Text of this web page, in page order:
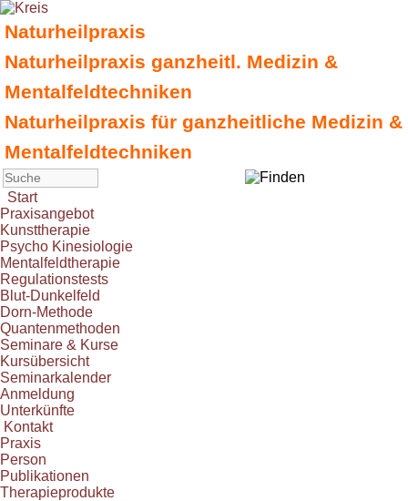
Naturheilpraxis
Naturheilpraxis ganzheitl. Medizin &
Mentalfeldtechniken
Naturheilpraxis für ganzheitliche Medizin &
Mentalfeldtechniken
Start
Praxisangebot
Kunsttherapie
Psycho Kinesiologie
Mentalfeldtherapie
Regulationstests
Blut-Dunkelfeld
Dorn-Methode
Quantenmethoden
Seminare & Kurse
Kursübersicht
Seminarkalender
Anmeldung
Unterkünfte
Kontakt
Praxis
Person
Publikationen
Therapieprodukte